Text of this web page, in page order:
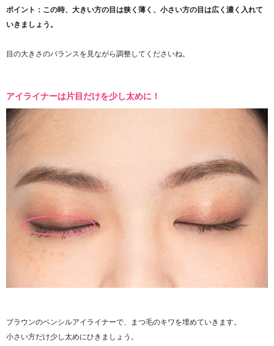
ポイント：この時、大きい方の目は狭く薄く、小さい方の目は広く濃く入れて
いきましょう。
目の大きさのバランスを見ながら調整してくださいね。
アイライナーは片目だけを少し太めに！
ブラウンのペンシルアイライナーで、まつ毛のキワを埋めていきます。
小さい方だけ少し太めにひきましょう。